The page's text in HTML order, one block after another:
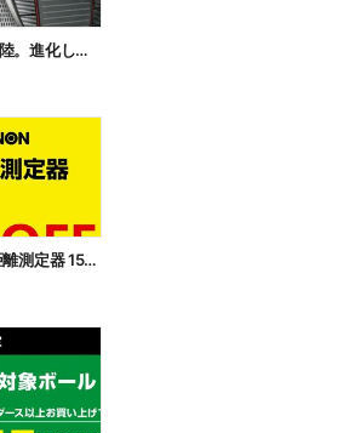
PRGR新次元の飛び、上陸。進化したドライバー「RS DUO」誕生!
【GREENON】対象の距離測定器 15%OFF